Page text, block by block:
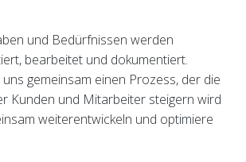
und Bedürfnissen werden
bearbeitet und dokumentiert.
uns gemeinsam einen Prozess, der die
Kunden und Mitarbeiter steigern wird
weiterentwickeln und optimiere